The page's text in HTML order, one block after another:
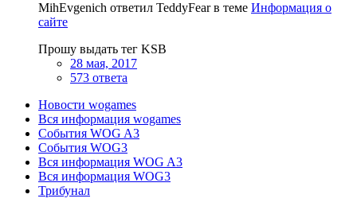
MihEvgenich ответил TeddyFear в теме Информация о
сайте
Прошу выдать тег KSB
28 мая, 2017
573 ответа
Новости wogames
Вся информация wogames
События WOG A3
События WOG3
Вся информация WOG A3
Вся информация WOG3
Трибунал